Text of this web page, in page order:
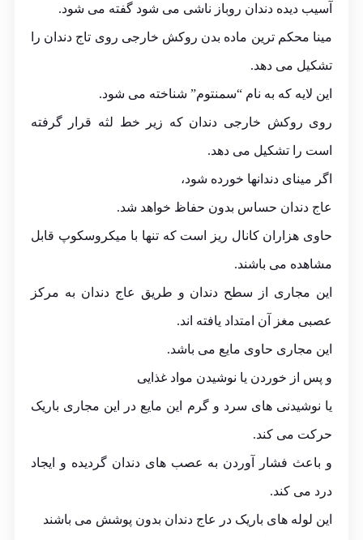
آسیب دیده دندان روباز ناشی می شود گفته می شود.
مینا محکم ترین ماده بدن روکش خارجی روی تاج دندان را
تشکیل می دهد.
این لایه که به نام “سمنتوم” شناخته می شود.
روی روکش خارجی دندان که زیر خط لثه قرار گرفته
است را تشکیل می دهد.
اگر مینای دندانها خورده شود،
عاج دندان حساس بدون حفاظ خواهد شد.
حاوی هزاران کانال ریز است که تنها با میکروسکوپ قابل
مشاهده می باشند.
این مجاری از سطح دندان و طریق عاج دندان به مرکز
عصبی مغز آن امتداد یافته اند.
این مجاری حاوی مایع می باشد.
و پس از خوردن یا نوشیدن مواد غذایی
یا نوشیدنی های سرد و گرم این مایع در این مجاری باریک
حرکت می کند.
و باعث فشار آوردن به عصب های دندان گردیده و ایجاد
درد می کند.
این لوله های باریک در عاج دندان بدون پوشش می باشند